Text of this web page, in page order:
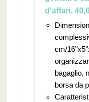
d'affari,
cm/
bagaglio,
borsa da